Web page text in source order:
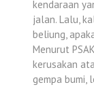
kendaraan
jalan. Lalu,
beliung,
Menurut
kerusakan
gempa bumi,